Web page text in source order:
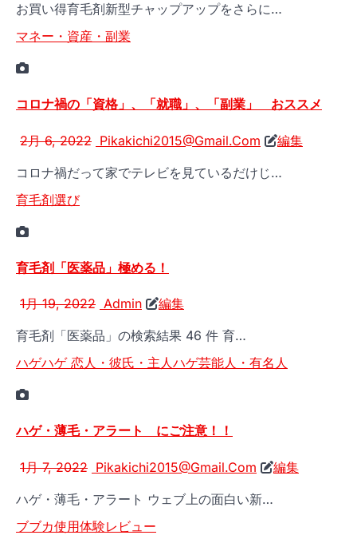
お買い得育毛剤新型チャップアップをさらに…
マネー・資産・副業
コロナ禍の「資格」、「就職」、「副業」 おススメ
2月 6, 2022 Pikakichi2015@Gmail.Com
編集
コロナ禍だって家でテレビを見ているだけじ…
育毛剤選び
育毛剤「医薬品」極める！
1月 19, 2022 Admin
編集
育毛剤「医薬品」の検索結果 46 件 育…
ハゲハゲ 恋人・彼氏・主人ハゲ芸能人・有名人
ハゲ・薄毛・アラート にご注意！！
1月 7, 2022 Pikakichi2015@Gmail.Com
編集
ハゲ・薄毛・アラート ウェブ上の面白い新…
ブブカ使用体験レビュー